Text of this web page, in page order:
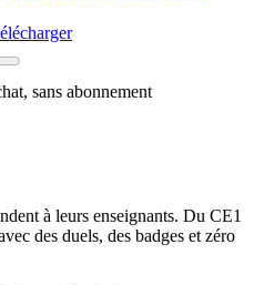
sans abonnement
à leurs enseignants. Du CE1
des duels, des badges et zéro